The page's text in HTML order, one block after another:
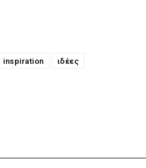
inspiration ιδέες